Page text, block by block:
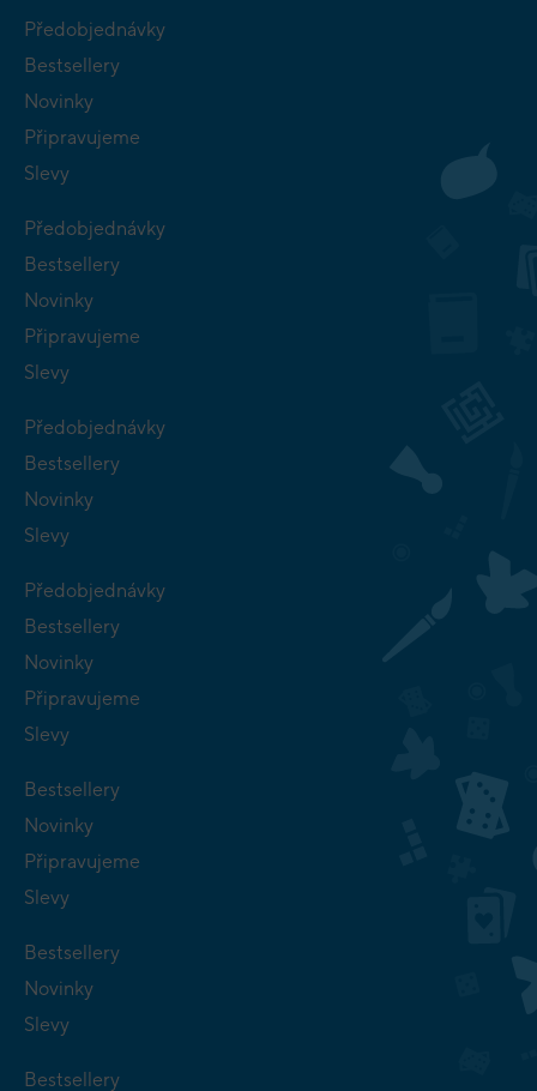
Předobjednávky
Bestsellery
Novinky
Připravujeme
Slevy
Předobjednávky
Bestsellery
Novinky
Připravujeme
Slevy
Předobjednávky
Bestsellery
Novinky
Slevy
Předobjednávky
Bestsellery
Novinky
Připravujeme
Slevy
Bestsellery
Novinky
Připravujeme
Slevy
Bestsellery
Novinky
Slevy
Bestsellery